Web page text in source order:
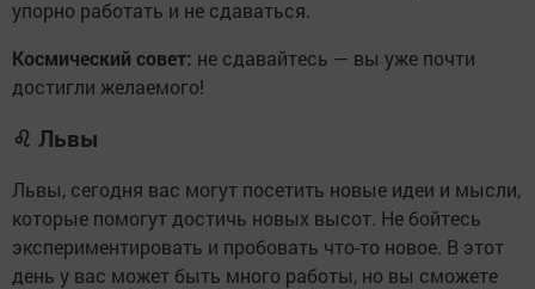
упорно работать и не сдаваться.
Космический совет: не сдавайтесь — вы уже почти
достигли желаемого!
♌ Львы
Львы, сегодня вас могут посетить новые идеи и мысли,
которые помогут достичь новых высот. Не бойтесь
экспериментировать и пробовать что-то новое. В этот
день у вас может быть много работы, но вы сможете